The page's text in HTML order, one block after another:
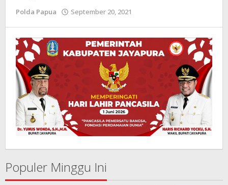
Polda Papua September 20, 2021
Populer Minggu Ini